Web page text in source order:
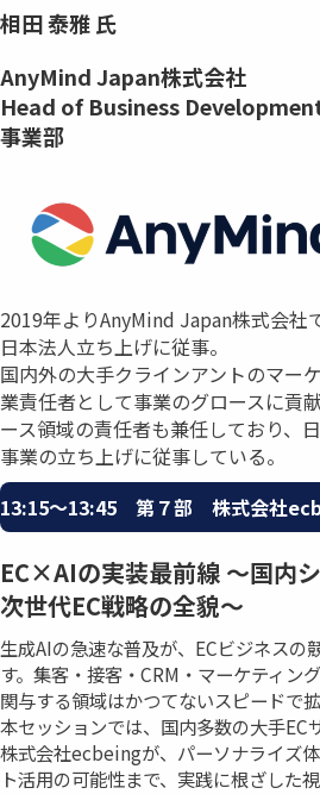
相田 泰雅 氏
AnyMind Japan株式会社
Head of Business
事業部
2019年よりAnyMind Japan株式会社
日本法人立ち上げに従事。
国内外の大手クラインアントのマー
業責任者として事業のグロースに貢
ース領域の責任者も兼任しており、
事業の立ち上げに従事している。
13:15〜13:45 第７部 株式会社
EC×AIの実装最前線 ～国内
次世代EC戦略の全貌～
生成AIの急速な普及が、ECビジネスの
す。集客・接客・CRM・マーケティン
関与する領域はかつてないスピードで拡
本セッションでは、国内多数の大手EC
株式会社ecbeingが、パーソナライズ
ト活用の可能性まで、実践に根ざした